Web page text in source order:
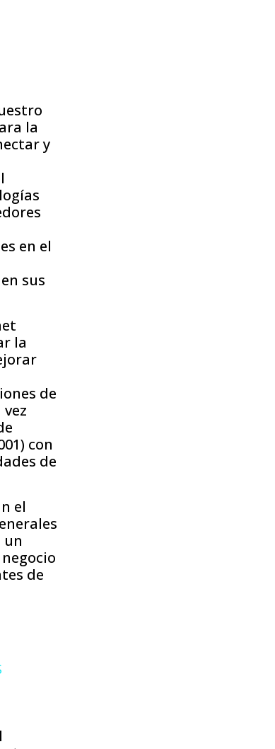
la
y
en el
sus
la
de
con
de
el
un
de